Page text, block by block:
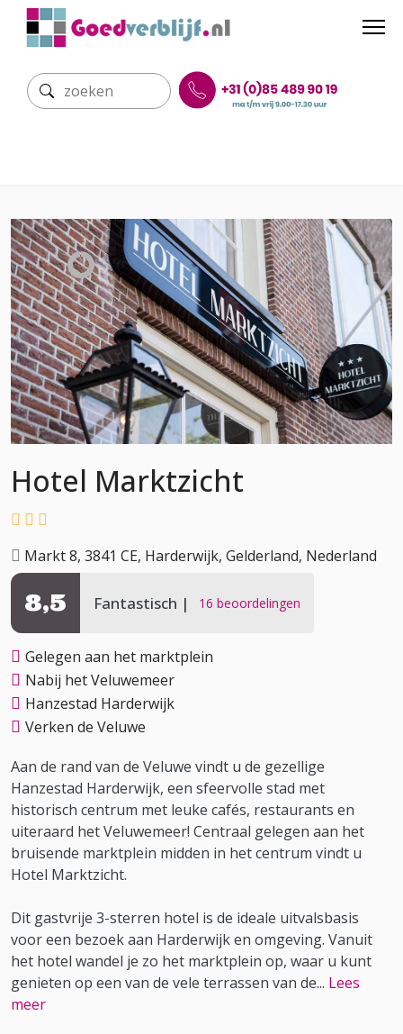
Hotel Marktzicht
Markt 8, 3841 CE, Harderwijk, Gelderland, Nederland
Fantastisch 16 beoordelingen
8,5
Gelegen aan het marktplein
Nabij het Veluwemeer
Hanzestad Harderwijk
Verken de Veluwe
Aan de rand van de Veluwe vindt u de gezellige
Hanzestad Harderwijk, een sfeervolle stad met
historisch centrum met leuke cafés, restaurants en
uiteraard het Veluwemeer! Centraal gelegen aan het
bruisende marktplein midden in het centrum vindt u
Hotel Marktzicht.
Dit gastvrije 3-sterren hotel is de ideale uitvalsbasis
voor een bezoek aan Harderwijk en omgeving. Vanuit
het hotel wandel je zo het marktplein op, waar u kunt
genieten op een van de vele terrassen van de... Lees
meer